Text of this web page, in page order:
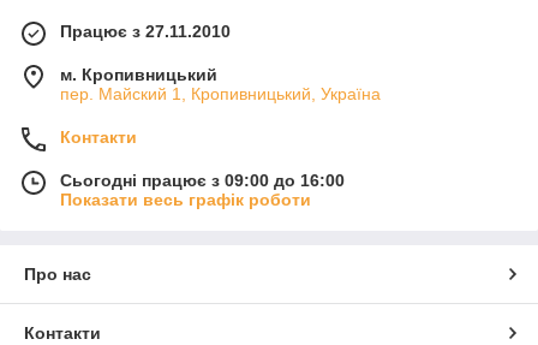
Працює з 27.11.2010
м. Кропивницький
пер. Майский 1, Кропивницький, Україна
Контакти
Сьогодні працює з 09:00 до 16:00
Показати весь графік роботи
Про нас
Контакти